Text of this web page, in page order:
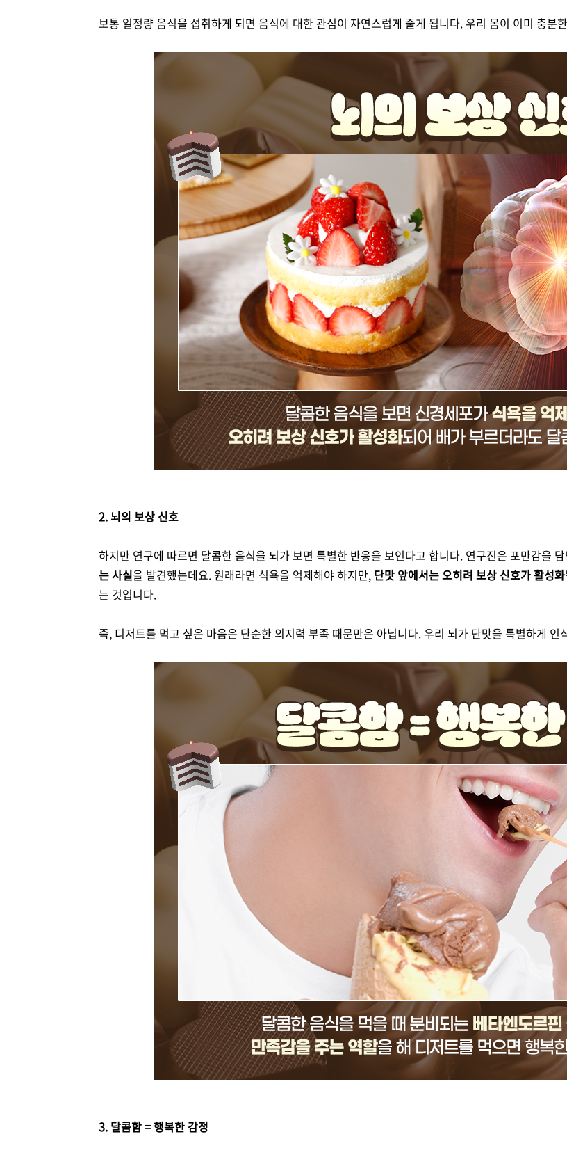
보통 일정량 음식을 섭취하게 되면 음식에 대한 관심이 자연스럽게 줄게 됩니다. 우리 몸이 이미 충분
2. 뇌의 보상 신호
하지만 연구에 따르면 달콤한 음식을 뇌가 보면 특별한 반응을 보인다고 합니다. 연구진은 포만감을
는 사실을 발견했는데요. 원래라면 식욕을 억제해야 하지만, 단맛 앞에서는 오히려 보상 신호가 활성화
는 것입니다.
즉, 디저트를 먹고 싶은 마음은 단순한 의지력 부족 때문만은 아닙니다. 우리 뇌가 단맛을 특별하게
3. 달콤함 = 행복한 감정